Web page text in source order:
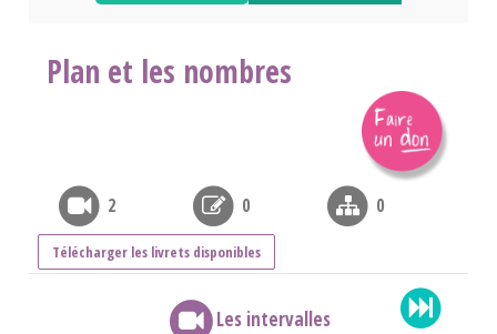
Plan et les nombres
2 0 0
Télécharger les livrets disponibles
Les intervalles